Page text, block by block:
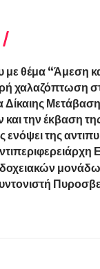
θέμα “Άμεση
χαλαζόπτωση
και την έκβαση
της